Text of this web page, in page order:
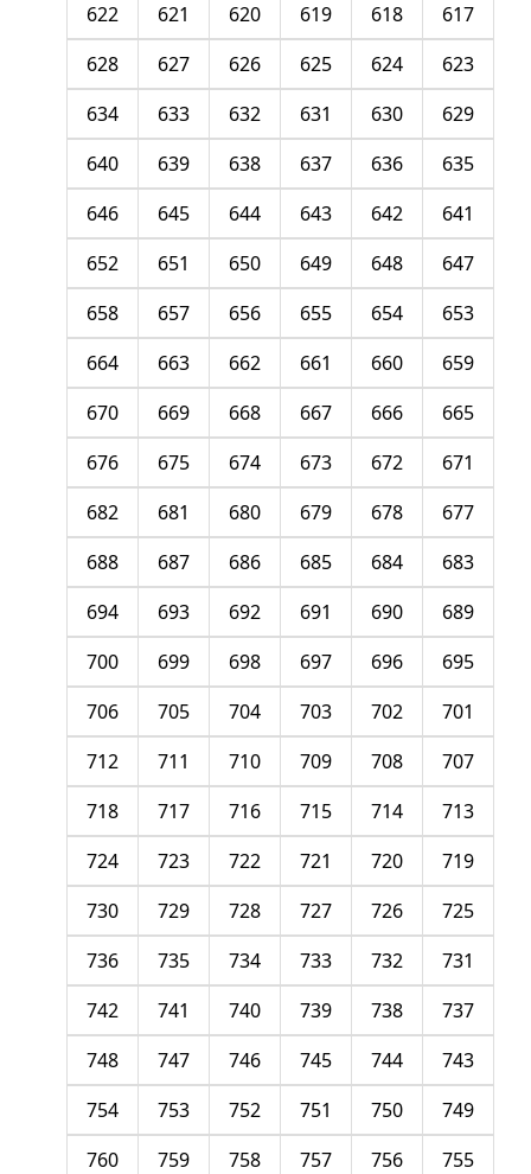
617
618
619
620
621
622
623
624
625
626
627
628
629
630
631
632
633
634
635
636
637
638
639
640
641
642
643
644
645
646
647
648
649
650
651
652
653
654
655
656
657
658
659
660
661
662
663
664
665
666
667
668
669
670
671
672
673
674
675
676
677
678
679
680
681
682
683
684
685
686
687
688
689
690
691
692
693
694
695
696
697
698
699
700
701
702
703
704
705
706
707
708
709
710
711
712
713
714
715
716
717
718
719
720
721
722
723
724
725
726
727
728
729
730
731
732
733
734
735
736
737
738
739
740
741
742
743
744
745
746
747
748
749
750
751
752
753
754
755
756
757
758
759
760